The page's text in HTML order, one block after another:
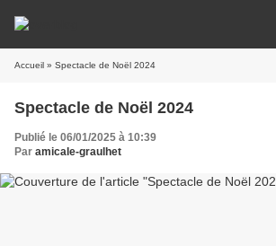
Accueil » Spectacle de Noël 2024
Spectacle de Noël 2024
Publié le 06/01/2025 à 10:39
Par amicale-graulhet